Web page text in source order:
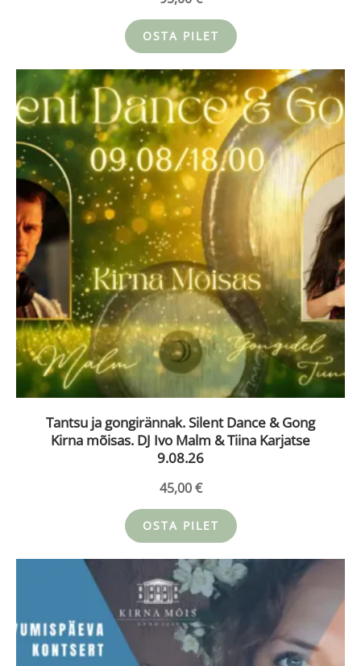
OSTA PILET
Tantsu ja gongirännak. Silent Dance & Gong
Kirna mõisas. DJ Ivo Malm & Tiina Karjatse
9.08.26
45,00€
OSTA PILET